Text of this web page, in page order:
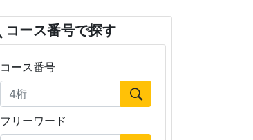
コース番号で探す
コース番号
フリーワード